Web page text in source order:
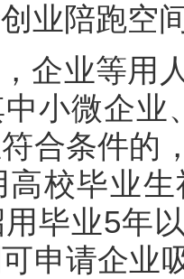
业陪跑空
企业等用
小微企业
合条件的
校毕业
毕业5年
申请企业